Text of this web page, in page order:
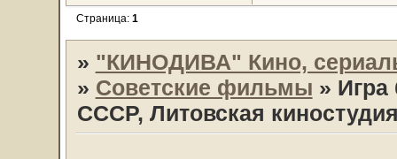
Страница: 1
» "КИНОДИВА" Кино,
» Советские фильмы » Игра
СССР, Литовская